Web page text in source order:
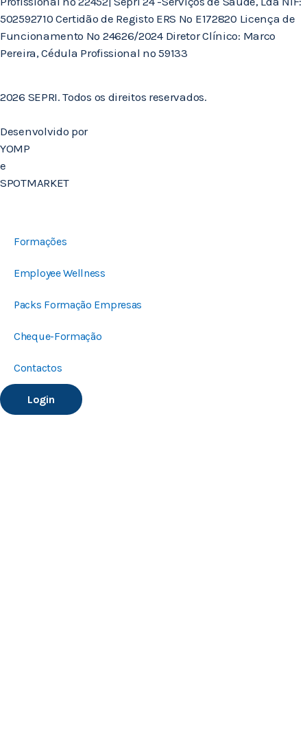
502592710 Certidão de Registo ERS Nº E172820 Licença de
Funcionamento Nº 24626/2024 Diretor Clínico: Marco
Pereira, Cédula Profissional nº 59133
2026 SEPRI. Todos os direitos reservados.
Desenvolvido por
YOMP
e
SPOTMARKET
Formações
Employee Wellness
Packs Formação Empresas
Cheque-Formação
Contactos
Login